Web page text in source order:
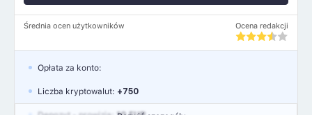
Średnia ocen użytkowników Ocena redakcji
Opłata za konto:
Liczba kryptowalut: +750